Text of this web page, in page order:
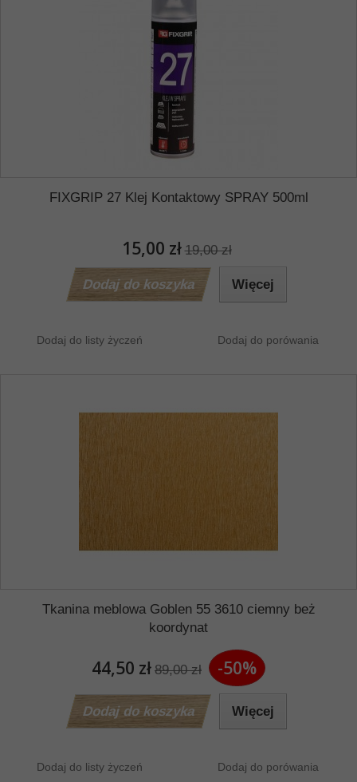
FIXGRIP 27 Klej Kontaktowy SPRAY 500ml
15,00 zł 19,00 zł
Dodaj do koszyka Więcej
Dodaj do listy życzeń Dodaj do porówania
Tkanina meblowa Goblen 55 3610 ciemny beż
koordynat
44,50 zł 89,00 zł -50%
Dodaj do koszyka Więcej
Dodaj do listy życzeń Dodaj do porówania